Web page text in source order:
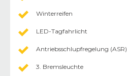
Winterreifen
LED-Tagfahrlicht
Antriebsschlupfregelung (ASR)
3. Bremsleuchte